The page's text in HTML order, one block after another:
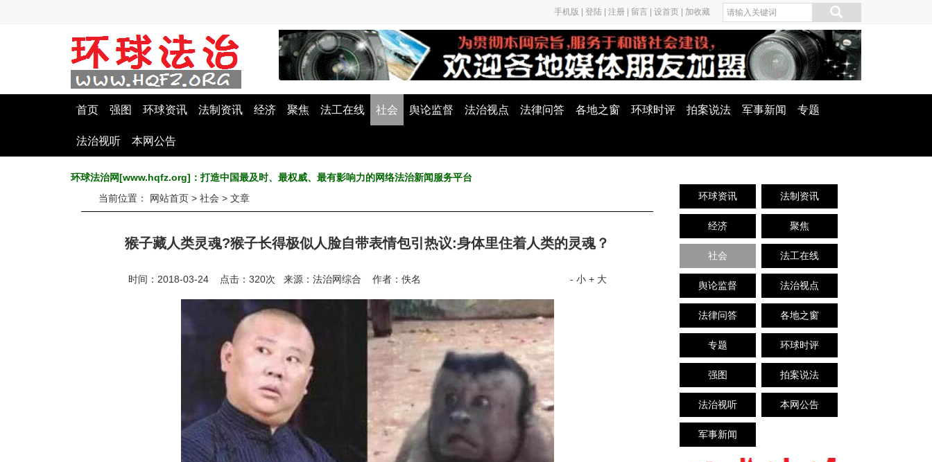
手机版 登陆 注册 留言 设首页 加收藏
首页 强图 环球资讯 法制资讯 经济 聚焦 法工在线 社会 舆论监督 法治视点 法律问答 各地之窗 环球时评 拍案说法 军事新闻 专题
法治视听 本网公告
环球法治网[www.hqfz.org]：打造中国最及时、最权威、最有影响力的网络法治新闻服务平台
当前位置： 网站首页 > 社会 > 文章
猴子藏人类灵魂?猴子长得极似人脸自带表情包引热议:身体里住着人类的灵魂？
时间：2018-03-24 点击： 320次 来源：法治网综合 作者：佚名 - 小 + 大
环球资讯 法制资讯
经济 聚焦
社会 法工在线
舆论监督 法治视点
法律问答 各地之窗
专题 环球时评
强图 拍案说法
法治视听 本网公告
军事新闻